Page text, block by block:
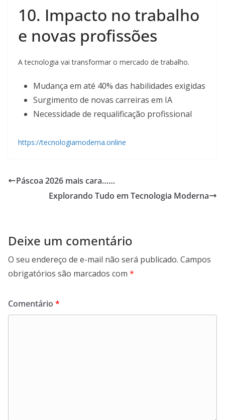
10. Impacto no trabalho
e novas profissões
A tecnologia vai transformar o mercado de trabalho.
Mudança em até 40% das habilidades exigidas
Surgimento de novas carreiras em IA
Necessidade de requalificação profissional
https://tecnologiamoderna.online
Páscoa 2026 mais cara……
Explorando Tudo em Tecnologia Moderna
Deixe um comentário
O seu endereço de e-mail não será publicado. Campos
obrigatórios são marcados com *
Comentário *